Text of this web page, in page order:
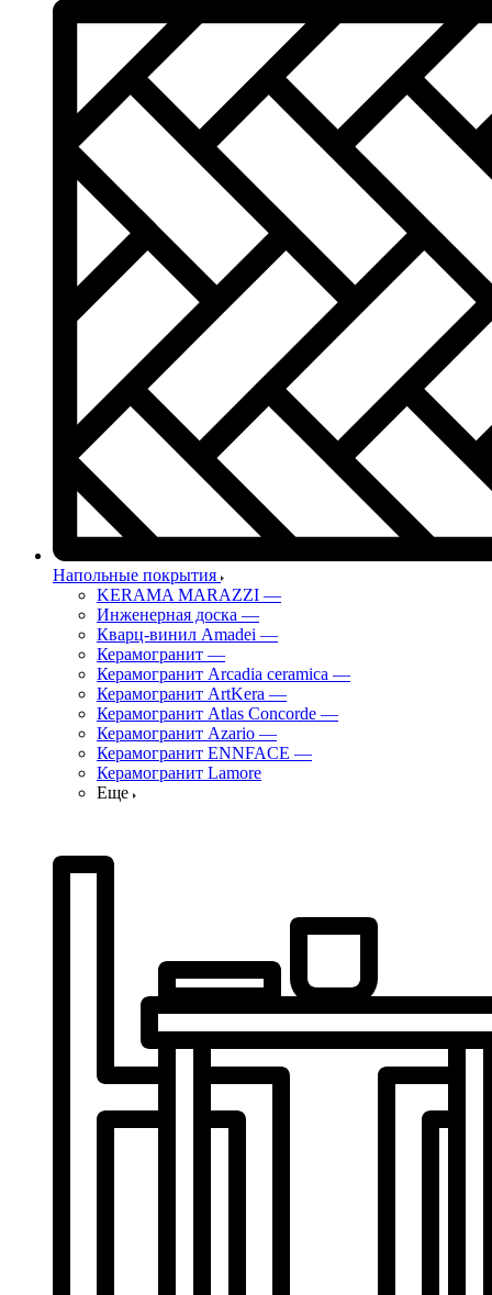
Напольные покрытия
KERAMA MARAZZI —
Инженерная доска —
Кварц-винил Amadei —
Керамогранит —
Керамогранит Arcadia ceramica —
Керамогранит ArtKera —
Керамогранит Atlas Concorde —
Керамогранит Azario —
Керамогранит ENNFACE —
Керамогранит Lamore
Еще